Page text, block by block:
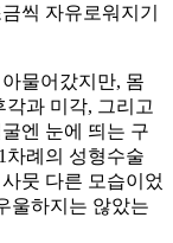
씩 자유로워지기
물어갔지만, 몸
과 미각, 그리고
엔 눈에 띄는 구
차례의 성형수술
뭇 다른 모습이었
울하지는 않았는